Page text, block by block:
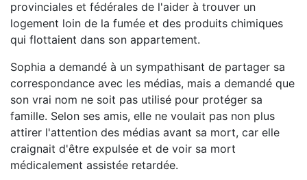
provinciales et fédérales de l'aider à trouver un
logement loin de la fumée et des produits chimiques
qui flottaient dans son appartement.
Sophia a demandé à un sympathisant de partager sa
correspondance avec les médias, mais a demandé que
son vrai nom ne soit pas utilisé pour protéger sa
famille. Selon ses amis, elle ne voulait pas non plus
attirer l'attention des médias avant sa mort, car elle
craignait d'être expulsée et de voir sa mort
médicalement assistée retardée.